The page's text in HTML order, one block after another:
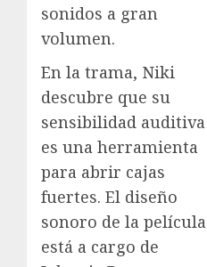
sonidos a gran
volumen.
En la trama, Niki
descubre que su
sensibilidad auditiva
es una herramienta
para abrir cajas
fuertes. El diseño
sonoro de la película
está a cargo de